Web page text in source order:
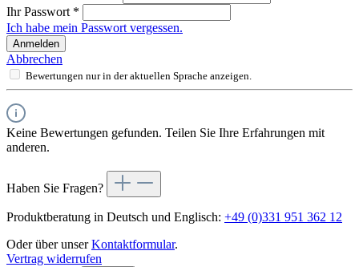
Ihr Passwort *
Ich habe mein Passwort vergessen.
Anmelden
Abbrechen
Bewertungen nur in der aktuellen Sprache anzeigen.
Keine Bewertungen gefunden. Teilen Sie Ihre Erfahrungen mit
anderen.
Haben Sie Fragen?
Produktberatung in Deutsch und Englisch: +49 (0)331 951 362 12
Oder über unserKontaktformular.
Vertrag widerrufen